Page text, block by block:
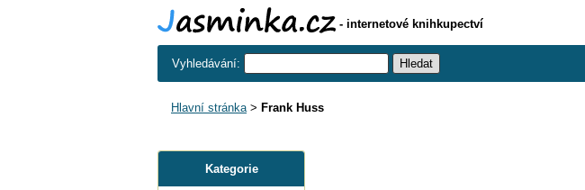
- internetové knihkupectví
Vyhledávání:
Hlavní stránka> Frank Huss
Kategorie